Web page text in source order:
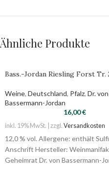
Ähnliche Produkte
Bass.-Jordan Riesling Forst Tr.
Weine, Deutschland, Pfalz, Dr. von
Bassermann-Jordan
16,00€
inkl. 19% MwSt. | zzgl. Versandkosten
12,0 % vol. Allergene: enthält
Anschrift Hersteller:
Geheimrat Dr. von Bassermann-